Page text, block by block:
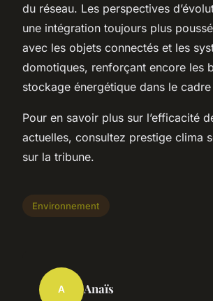
du réseau. Les perspectives
une intégration toujours plus
avec les objets connectés et les
domotiques, renforçant encore les
stockage énergétique dans le
Pour en savoir plus sur l’efficacité
actuelles, consultez prestige clima
sur la tribune.
Environnement
A Anaïs